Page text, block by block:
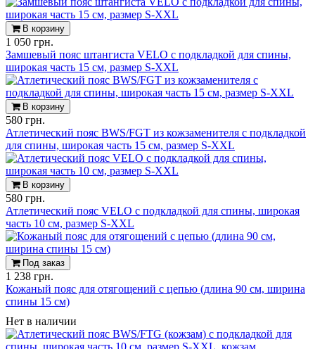
В корзину
1 050 грн.
Замшевый пояс штангиста VELO с подкладкой для спины,
широкая часть 15 см, размер S-XXL
В корзину
580 грн.
Атлетический пояс BWS/FGT из кожзаменителя с подкладкой
для спины, широкая часть 15 см, размер S-XXL
В корзину
580 грн.
Атлетический пояс VELO с подкладкой для спины, широкая
часть 10 см, размер S-XXL
Под заказ
1 238 грн.
Кожаный пояс для отягощений с цепью (длина 90 см, ширина
спины 15 см)
Нет в наличии